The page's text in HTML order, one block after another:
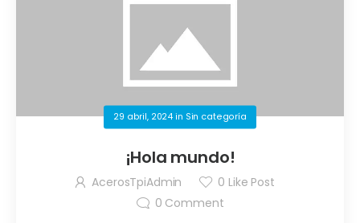
29 abril, 2024 in Sin categoría
¡Hola mundo!
AcerosTpiAdmin 0 Like Post
0 Comment